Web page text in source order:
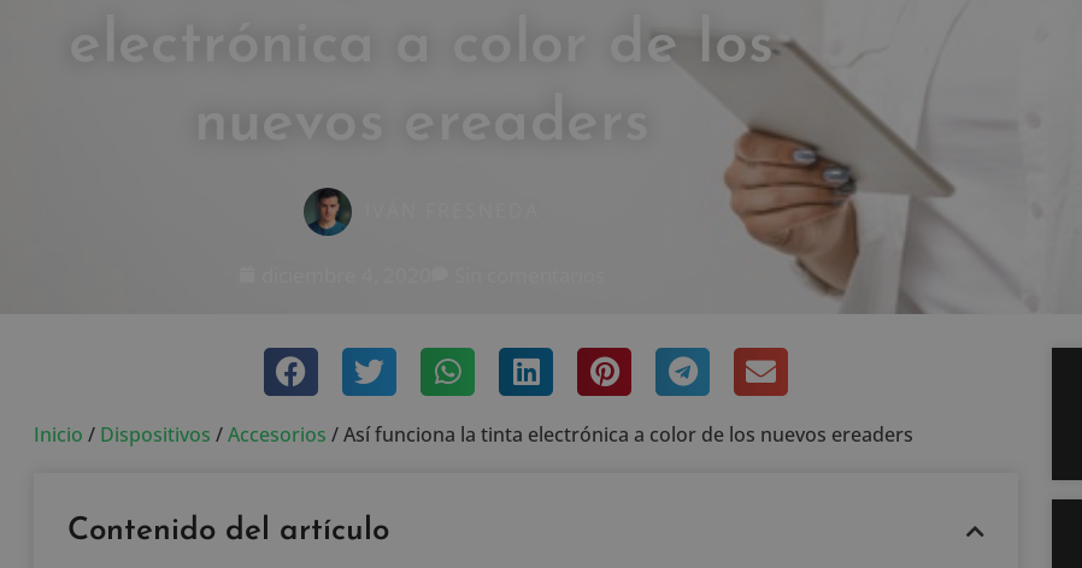
electrónica a color de los
Inicio / Dispositivos /Accesorios /Así funciona la tinta electrónica a color de los nuevos ereaders
Contenido del artículo